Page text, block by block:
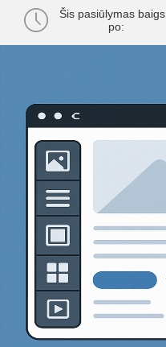
Šis pasiūlymas
po: